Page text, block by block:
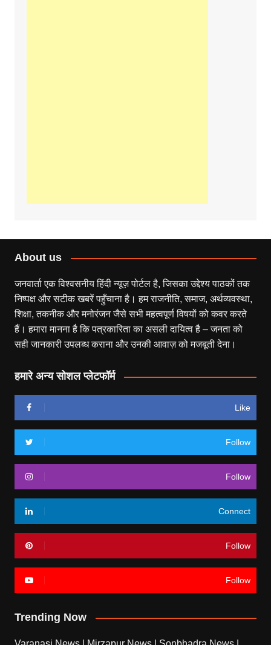
About us
जनवार्ता एक विश्वसनीय हिंदी न्यूज़ पोर्टल है, जिसका उद्देश्य पाठकों तक
निष्पक्ष और सटीक खबरें पहुँचाना है। हम राजनीति, समाज, अर्थव्यवस्था,
शिक्षा, तकनीक और मनोरंजन जैसे सभी महत्वपूर्ण विषयों को कवर करते
हैं। हमारा मानना है कि पत्रकारिता का असली दायित्व है – जनता को
सही जानकारी उपलब्ध कराना और उनकी आवाज़ को मजबूती देना।
हमारे अन्य सोशल प्लेटफॉर्म
Like
Follow
Follow
Connect
Follow
Follow
Trending Now